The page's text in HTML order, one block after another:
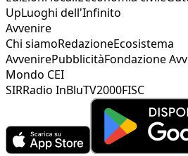
UpLuoghi dell'Infinito
Avvenire
Chi siamoRedazioneEcosistema
AvvenirePubblicitàFondazione
Mondo CEI
SIRRadio InBluTV2000FISC